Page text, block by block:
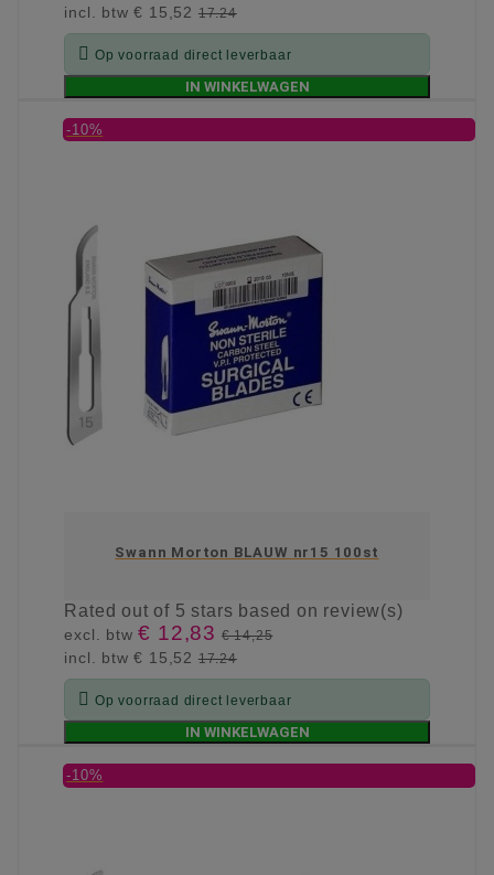
incl. btw€ 15,52 17.24
 Op voorraad direct leverbaar
IN WINKELWAGEN
-10%
Swann Morton BLAUW nr15 100st
Ratedout of 5 stars based on review(s)
excl. btw€ 12,83 € 14,25
incl. btw€ 15,52 17.24
 Op voorraad direct leverbaar
IN WINKELWAGEN
-10%